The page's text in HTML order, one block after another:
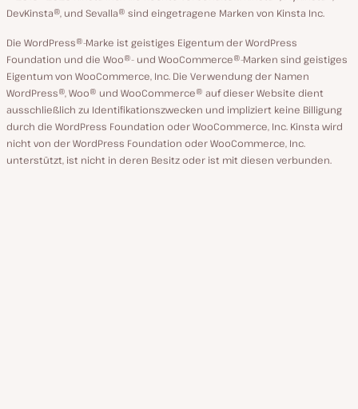
DevKinsta®, und Sevalla® sind eingetragene Marken von Kinsta Inc.
Die WordPress®-Marke ist geistiges Eigentum der WordPress
Foundation und die Woo®- und WooCommerce®-Marken sind geistiges
Eigentum von WooCommerce, Inc. Die Verwendung der Namen
WordPress®, Woo® und WooCommerce® auf dieser Website dient
ausschließlich zu Identifikationszwecken und impliziert keine Billigung
durch die WordPress Foundation oder WooCommerce, Inc. Kinsta wird
nicht von der WordPress Foundation oder WooCommerce, Inc.
unterstützt, ist nicht in deren Besitz oder ist mit diesen verbunden.